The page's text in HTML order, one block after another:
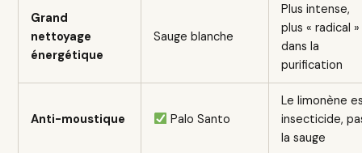
Grand
nettoyage
énergétique
Sauge blanche
Plus intense,
plus « radical »
dans la
purification
Anti-moustique Palo Santo
Le limonène
insecticide,
la sauge